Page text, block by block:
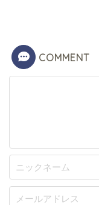
COMMENT